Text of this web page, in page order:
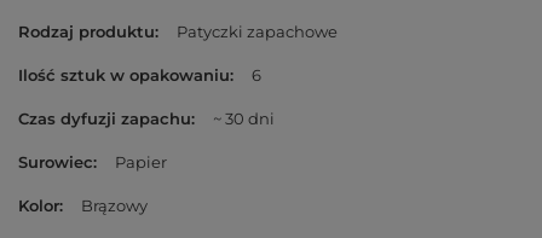
Rodzaj produktu Patyczki zapachowe
Ilość sztuk w opakowaniu 6
Czas dyfuzji zapachu ~ 30 dni
Surowiec Papier
Kolor Brązowy